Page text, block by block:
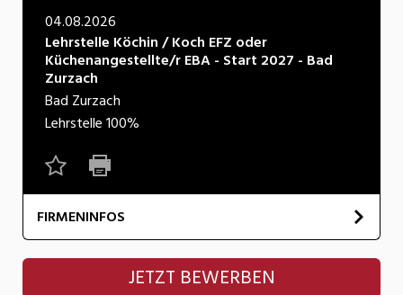
Natur
Verkehr/Logistik
Wirtschaft/Verwaltung
04.08.2026
Lehrstelle Köchin / Koch EFZ oder
Küchenangestellte/r EBA - Start 2027 - Bad
Zurzach
Bad Zurzach
Lehrstelle100%
FIRMENINFOS
ZURZACH Care
JETZT BEWERBEN